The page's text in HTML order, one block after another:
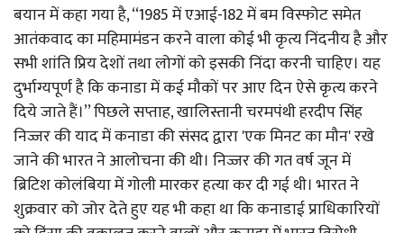
बयान में कहा गया है, ‘‘1985 में एआई-182 में बम विस्फोट समेत
आतंकवाद का महिमामंडन करने वाला कोई भी कृत्य निंदनीय है और
सभी शांति प्रिय देशों तथा लोगों को इसकी निंदा करनी चाहिए। यह
दुर्भाग्यपूर्ण है कि कनाडा में कई मौकों पर आए दिन ऐसे कृत्य करने
दिये जाते हैं।’’ पिछले सप्ताह, खालिस्तानी चरमपंथी हरदीप सिंह
निज्जर की याद में कनाडा की संसद द्वारा 'एक मिनट का मौन' रखे
जाने की भारत ने आलोचना की थी। निज्जर की गत वर्ष जून में
ब्रिटिश कोलंबिया में गोली मारकर हत्या कर दी गई थी। भारत ने
शुक्रवार को जोर देते हुए यह भी कहा था कि कनाडाई प्राधिकारियों